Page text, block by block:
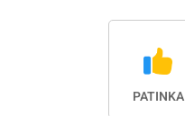
PATINKA